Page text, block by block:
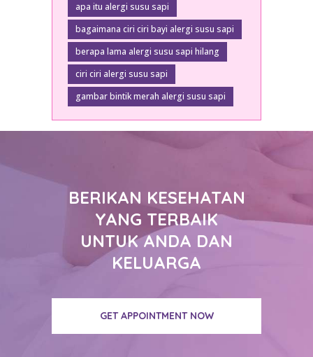
apa itu alergi susu sapi
bagaimana ciri ciri bayi alergi susu sapi
berapa lama alergi susu sapi hilang
ciri ciri alergi susu sapi
gambar bintik merah alergi susu sapi
BERIKAN KESEHATAN
YANG TERBAIK
UNTUK ANDA DAN
KELUARGA
GET APPOINTMENT NOW